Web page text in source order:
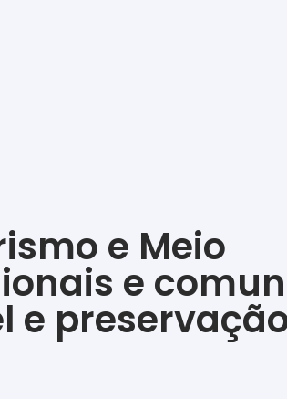
e Meio
e
e